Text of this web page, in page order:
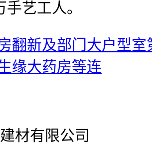
艺工人。
翻新及部门大户型室
缘大药房等连
材有限公司